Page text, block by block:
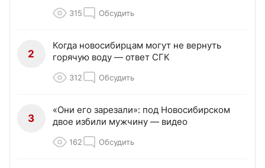
315 Обсудить
2
Когда новосибирцам могут не вернуть
горячую воду — ответ СГК
312 Обсудить
3
«Они его зарезали»: под Новосибирском
двое избили мужчину — видео
162 Обсудить